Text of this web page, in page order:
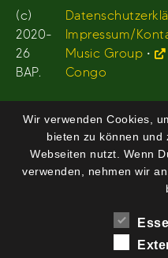
(c)
2020-
26
BAP.
Impressum/
Music Group •
Congo
Wir verwenden Cookies,
bieten zu können und
Webseiten nutzt. Wenn
verwenden, nehmen wir